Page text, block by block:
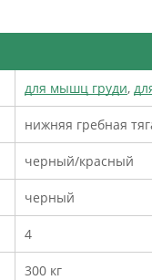
для мышц груди,
нижняя гребная
черный/красный
черный
4
300 кг